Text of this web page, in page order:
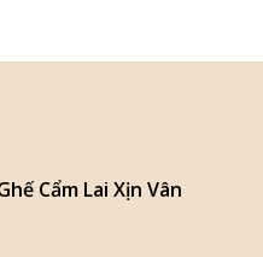
Cẩm Lai Xịn Vân